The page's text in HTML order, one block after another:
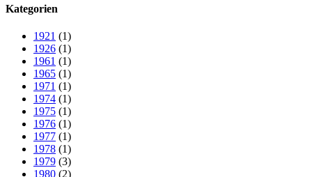
Kategorien
1921 (1)
1926 (1)
1961 (1)
1965 (1)
1971 (1)
1974 (1)
1975 (1)
1976 (1)
1977 (1)
1978 (1)
1979 (3)
1980 (2)